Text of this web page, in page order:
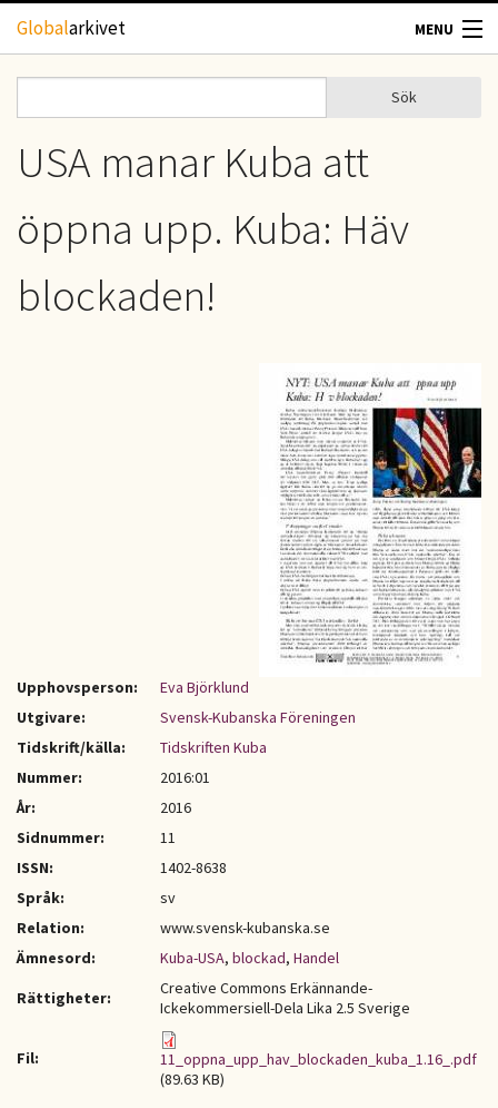
Hoppa till huvudinnehåll
Globalarkivet MENU
TIDSKRIFTER
Sökformulär
Sök
USA manar Kuba att
öppna upp. Kuba: Häv
blockaden!
Upphovsperson:
Eva Björklund
Utgivare:
Svensk-Kubanska Föreningen
Tidskrift/källa:
Tidskriften Kuba
Nummer:
2016:01
År:
2016
Sidnummer:
11
ISSN:
1402-8638
Språk:
sv
Relation:
www.svensk-kubanska.se
Ämnesord:
Kuba-USA, blockad, Handel
Rättigheter:
Creative Commons Erkännande-
Ickekommersiell-Dela Lika 2.5 Sverige
Fil:
11_oppna_upp_hav_blockaden_kuba_1.16_.pdf
(89.63 KB)